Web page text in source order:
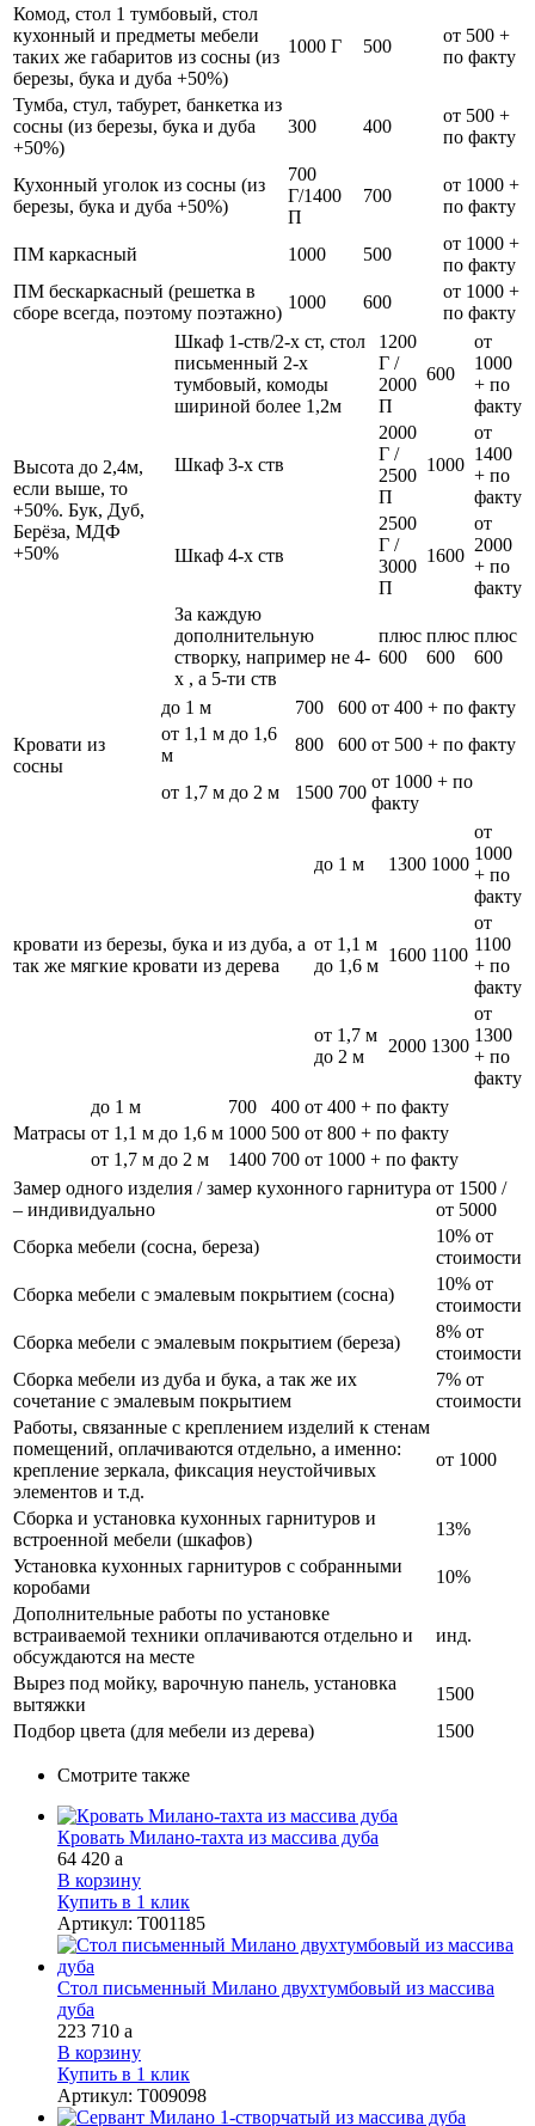
Комод, стол 1 тумбовый, стол
кухонный и предметы мебели
таких же габаритов из сосны (из
березы, бука и дуба +50%)
1000 Г 500
от 500 +
по факту
Тумба, стул, табурет, банкетка из
сосны (из березы, бука и дуба
+50%)
300 400
от 500 +
по факту
Кухонный уголок из сосны (из
березы, бука и дуба +50%)
700
Г/1400
П
700
от 1000 +
по факту
ПМ каркасный 1000 500
от 1000 +
по факту
ПМ бескаркасный (решетка в
сборе всегда, поэтому поэтажно)
1000 600
от 1000 +
по факту
Высота до 2,4м,
если выше, то
+50%. Бук, Дуб,
Берёза, МДФ
+50%
Шкаф 1-ств/2-х ст, стол
письменный 2-х
тумбовый, комоды
шириной более 1,2м
1200
Г /
2000
П
600
от
1000
+ по
факту
Шкаф 3-х ств
2000
Г /
2500
П
1000
от
1400
+ по
факту
Шкаф 4-х ств
2500
Г /
3000
П
1600
от
2000
+ по
факту
За каждую
дополнительную
створку, например не 4-
х , а 5-ти ств
плюс
600
плюс
600
плюс
600
Кровати из
сосны
до 1 м 700 600 от 400 + по факту
от 1,1 м до 1,6
м
800 600 от 500 + по факту
от 1,7 м до 2 м 1500 700
от 1000 + по
факту
кровати из березы, бука и из дуба, а
так же мягкие кровати из дерева
до 1 м 1300 1000
от
1000
+ по
факту
от 1,1 м
до 1,6 м
1600 1100
от
1100
+ по
факту
от 1,7 м
до 2 м
2000 1300
от
1300
+ по
факту
Матрасы
до 1 м 700 400 от 400 + по факту
от 1,1 м до 1,6 м 1000 500 от 800 + по факту
от 1,7 м до 2 м
1400 700 от 1000 + по факту
Замер одного изделия / замер кухонного гарнитура
– индивидуально
от 1500 /
от 5000
Сборка мебели (сосна, береза)
10% от
стоимости
Сборка мебели с эмалевым покрытием (сосна)
10% от
стоимости
Сборка мебели с эмалевым покрытием (береза)
8% от
стоимости
Сборка мебели из дуба и бука, а так же их
сочетание с эмалевым покрытием
7% от
стоимости
Работы, связанные с креплением изделий к стенам
помещений, оплачиваются отдельно, а именно:
крепление зеркала, фиксация неустойчивых
элементов и т.д.
от 1000
Сборка и установка кухонных гарнитуров и
встроенной мебели (шкафов)
13%
Установка кухонных гарнитуров с собранными
коробами
10%
Дополнительные работы по установке
встраиваемой техники оплачиваются отдельно и
обсуждаются на месте
инд.
Вырез под мойку, варочную панель, установка
вытяжки
1500
Подбор цвета (для мебели из дерева)
1500
Смотрите также
Кровать Милано-тахта из массива дуба
64 420 a
В корзину
Купить в 1 клик
Артикул: Т001185
Стол письменный Милано двухтумбовый из массива
дуба
223 710 a
В корзину
Купить в 1 клик
Артикул: Т009098